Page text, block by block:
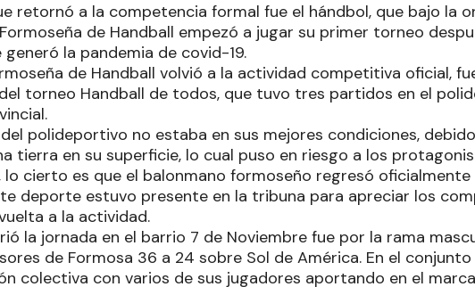
retornó a la competencia formal fue el hándbol, que bajo la
de Handball empezó a jugar su primer torneo
la pandemia de covid-19.
de Handball volvió a la actividad competitiva oficial,
torneo Handball de todos, que tuvo tres partidos en el
polideportivo no estaba en sus mejores condiciones,
tierra en su superficie, lo cual puso en riesgo a los
lo cierto es que el balonmano formoseño regresó oficialmente
deporte estuvo presente en la tribuna para apreciar los
a la actividad.
la jornada en el barrio 7 de Noviembre fue por la rama
de Formosa 36 a 24 sobre Sol de América. En el
colectiva con varios de sus jugadores aportando en el